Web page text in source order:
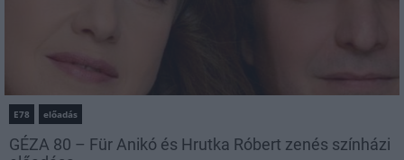
E78 előadás
GÉZA 80 – Für Anikó és Hrutka Róbert zenés színházi